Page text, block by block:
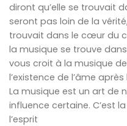
diront qu’elle se trouvait
seront pas loin de la
trouvait dans le cœur du
la musique se trouve
vous croit à la musique
l’existence de l’âme
La musique est un art de
influence certaine. C’est
l’esprit